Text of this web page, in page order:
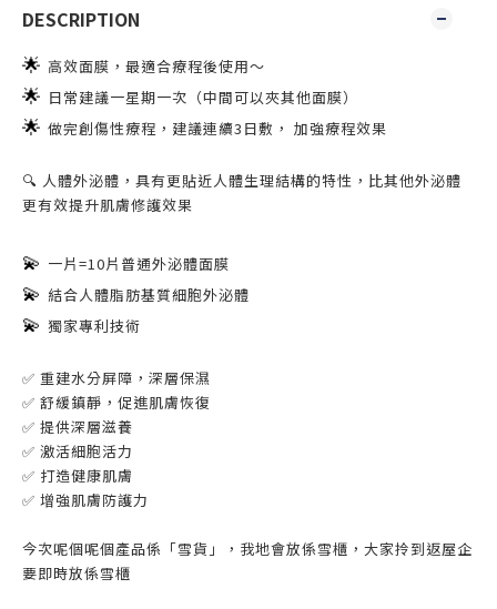
DESCRIPTION
🌟 高效面膜，最適合療程後使用～
🌟 日常建議一星期一次（中間可以夾其他面膜）
🌟 做完創傷性療程，建議連續3日敷， 加強療程效果
🔍 人體外泌體，具有更貼近人體生理結構的特性，比其他外泌體
更有效提升肌膚修護效果
💫 一片=10片普通外泌體面膜
💫 結合人體脂肪基質細胞外泌體
💫 獨家專利技術
✅ 重建水分屏障，深層保濕
✅ 舒緩鎮靜，促進肌膚恢復
✅ 提供深層滋養
✅ 激活細胞活力
✅ 打造健康肌膚
✅ 增強肌膚防護力
今次呢個呢個產品係「雪貨」，我地會放係雪櫃，大家拎到返屋企
要即時放係雪櫃